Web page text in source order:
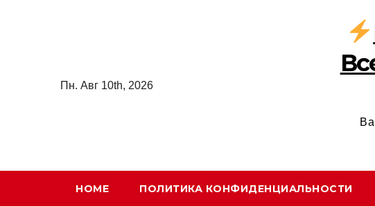
Пн. Авг 10th, 2026
HOME ПОЛИТИКА КОНФИДЕНЦИАЛЬНОСТИ